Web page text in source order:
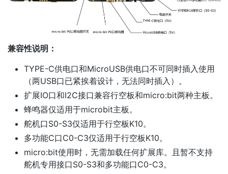
兼容性说明：
TYPE-C供电口和MicroUSB供电口不可同时插入使用
（两USB口已紧挨着设计，无法同时插入）。
扩展IO口和I2C接口兼容行空板和micro:bit两种主板。
蜂鸣器仅适用于microbit主板。
舵机口S0-S3仅适用于行空板K10。
多功能C口C0-C3仅适用于行空板K10。
micro:bit使用时，无需加载任何扩展库。且暂不支持
舵机专用接口S0-S3和多功能口C0-C3。